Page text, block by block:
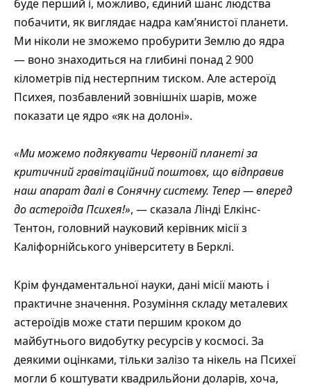
буде перший і, можливо, єдиний шанс людства
побачити, як виглядає надра кам’янистої планети.
Ми ніколи не зможемо пробурити Землю до ядра
— воно знаходиться на глибині понад 2 900
кілометрів під нестерпним тиском. Але астероїд
Психея, позбавлений зовнішніх шарів, може
показати це ядро «як на долоні».
«Ми можемо подякувати Червоній планеті за
критичний гравітаційний поштовх, що відправив
наш апарат далі в Сонячну систему. Тепер — вперед
до астероїда Психея!», — сказала Лінді Елкінс-
Тентон, головний науковий керівник місії з
Каліфорнійського університету в Берклі.
Крім фундаментальної науки, дані місії мають і
практичне значення. Розуміння складу металевих
астероїдів може стати першим кроком до
майбутнього видобутку ресурсів у космосі. За
деякими оцінками, тільки залізо та нікель на Психеї
могли б коштувати квадрильйони доларів, хоча,